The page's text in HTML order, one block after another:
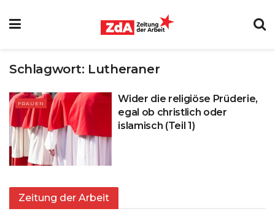
Schlagwort: Lutheraner
FRAUEN
Wider die religiöse Prüderie,
egal ob christlich oder
islamisch (Teil 1)
Zeitung der Arbeit